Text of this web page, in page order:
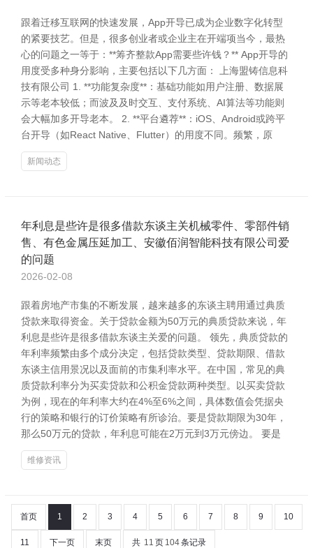
跟着迁移互联网的快速发展，App开导已成为企业数字化转型
的紧要技艺。但是，很多创业者或企业主在开端项当今，最热
心的问题之一等于：**筹齐整款App需要些许钱？** App开导的
用度受多种身分影响，主要包括以下几方面： 上海盟铸信息科
技有限公司 1. **功能复杂度**：基础功能如用户注册、数据展
示等老本较低；而波及及时交互、支付系统、AI算法等功能则
会大幅加多开导老本。 2. **平台遴荐**：iOS、Android或跨平
台开导（如React Native、Flutter）的用度不同。频繁，原
新闻动态
年利息是些许是很多借款东谈主关机械零件、零部件销
售、有色金属压延加工、安徽佰润智能科技有限公司爱
的问题
2026-02-08
跟着房地产市集的不断发展，越来越多的东谈主聘用通过典质
贷款来取得资金。关于贷款金额为50万元的典质贷款来说，年
利息是些许是很多借款东谈主关爱的问题。 领先，典质贷款的
年利率频繁由多个成分决定，包括贷款类型、贷款期限、借款
东谈主信用景况以及面前的市集利率水平。在中国，常见的典
质贷款利率分为买卖贷款和公积金贷款两种类型。以买卖贷款
为例，现在的年利率大约在4%至6%之间，具体数值会凭据央
行的策略和银行的订价策略有所诊治。要是贷款期限为30年，
那么50万元的贷款，年利息可能在2万元到3万元傍边。 要是
维修资讯
首页 1 2 3 4 5 6 7 8 9 10
11 下一页 末页 共 11 页 104条记录